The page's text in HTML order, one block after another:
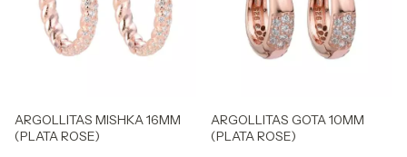
ARGOLLITAS MISHKA 16MM
(PLATA ROSE)
ARGOLLITAS GOTA 10MM
(PLATA ROSE)